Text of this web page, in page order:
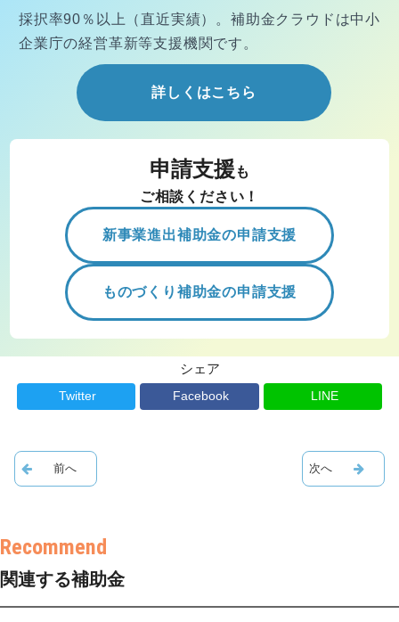
採択率90％以上（直近実績）。 補助金クラウドは中小
企業庁の経営革新等支援機関です。
詳しくはこちら
申請支援 も
ご相談ください！
新事業進出補助金の申請支援
ものづくり補助金の申請支援
シェア
Twitter Facebook LINE
関連する補助金